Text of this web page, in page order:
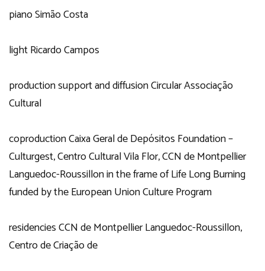
piano Simão Costa
light Ricardo Campos
production support and diffusion Circular Associação
Cultural
coproduction Caixa Geral de Depósitos Foundation –
Culturgest, Centro Cultural Vila Flor, CCN de Montpellier
Languedoc-Roussillon in the frame of Life Long Burning
funded by the European Union Culture Program
residencies CCN de Montpellier Languedoc-Roussillon,
Centro de Criação de